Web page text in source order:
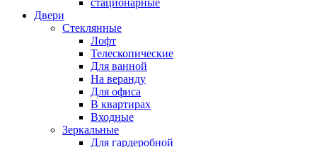
стационарные
Двери
Стеклянные
Лофт
Телескопические
Для ванной
На веранду
Для офиса
В квартирах
Входные
Зеркальные
Для гардеробной